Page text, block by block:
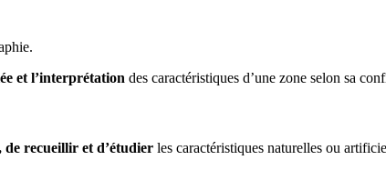
et l’interprétation des caractéristiques d’une zone selon sa
de recueillir et d’étudier les caractéristiques naturelles ou